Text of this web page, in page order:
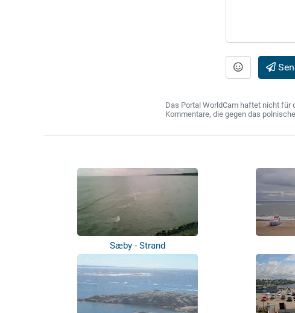
Das Portal WorldCam haftet nicht für
Kommentare, die gegen das
Sæby - Strand